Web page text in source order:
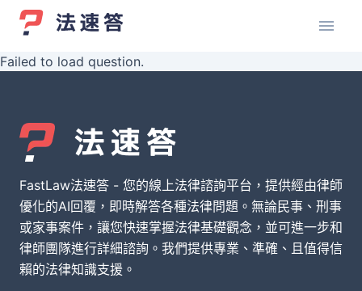
Failed to load question.
FastLaw法速答 - 您的線上法律諮詢平台，提供經由律師
優化的AI回覆，即時解答各種法律問題。無論民事、刑事
或家事案件，讓您快速掌握法律基礎觀念，並可進一步和
律師團隊進行詳細諮詢。我們提供專業、準確、且值得信
賴的法律知識支援。